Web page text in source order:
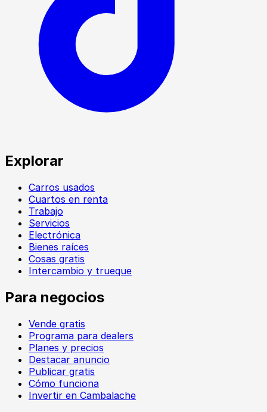
Explorar
Carros usados
Cuartos en renta
Trabajo
Servicios
Electrónica
Bienes raíces
Cosas gratis
Intercambio y trueque
Para negocios
Vende gratis
Programa para dealers
Planes y precios
Destacar anuncio
Publicar gratis
Cómo funciona
Invertir en Cambalache